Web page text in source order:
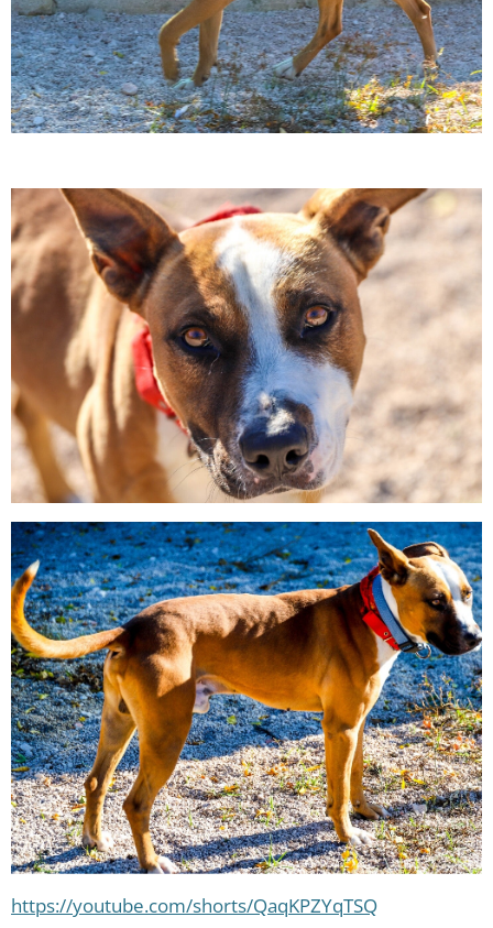
https://youtube.com/shorts/QaqKPZYqTSQ